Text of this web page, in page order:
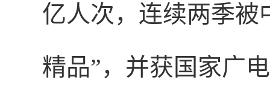
亿人次，连续两季被
精品”，并获国家广